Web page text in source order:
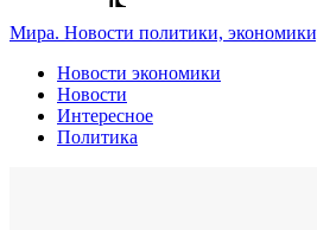
Мира. Новости политики,
Новости экономики
Новости
Интересное
Политика